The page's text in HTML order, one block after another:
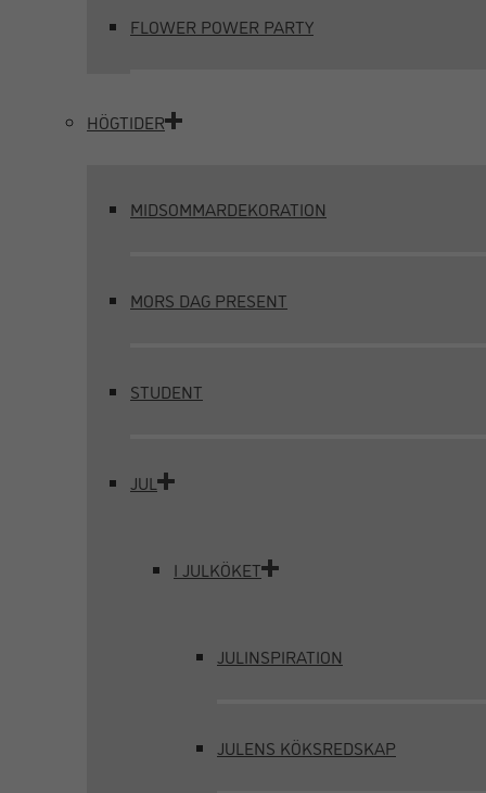
FLOWER POWER PARTY
HÖGTIDER
MIDSOMMARDEKORATION
MORS DAG PRESENT
STUDENT
JUL
I JULKÖKET
JULINSPIRATION
JULENS KÖKSREDSKAP